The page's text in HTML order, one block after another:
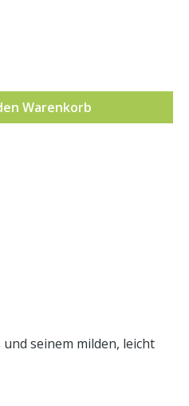
Wert
Warenkorb
seinem milden, leicht